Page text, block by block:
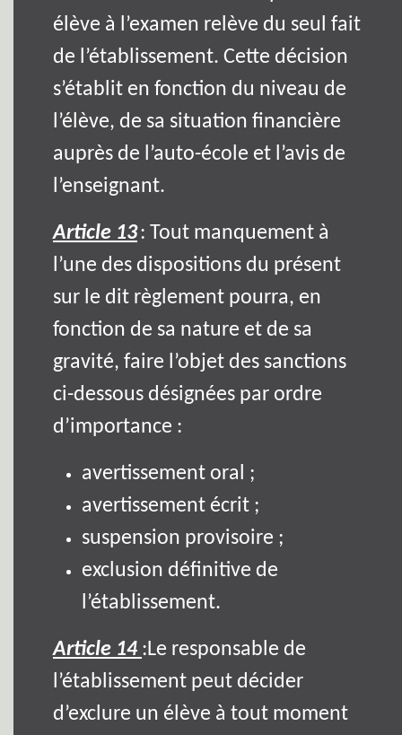
élève à l’examen relève du seul fait
de l’établissement. Cette décision
s’établit en fonction du niveau de
l’élève, de sa situation financière
auprès de l’auto-école et l’avis de
l’enseignant.
Article 13: Tout manquement à
l’une des dispositions du présent
sur le dit règlement pourra, en
fonction de sa nature et de sa
gravité, faire l’objet des sanctions
ci-dessous désignées par ordre
d’importance :
avertissement oral ;
avertissement écrit ;
suspension provisoire ;
exclusion définitive de
l’établissement.
Article 14 :Le responsable de
l’établissement peut décider
d’exclure un élève à tout moment